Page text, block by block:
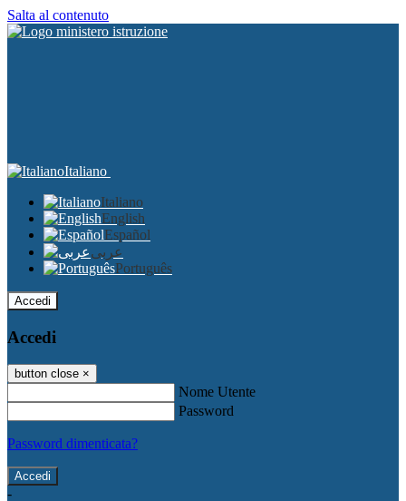
Salta al contenuto
Italiano
Italiano
English
Español
عربى
Português
Accedi
Accedi
button close ×
Nome Utente
Password
Password dimenticata?
-